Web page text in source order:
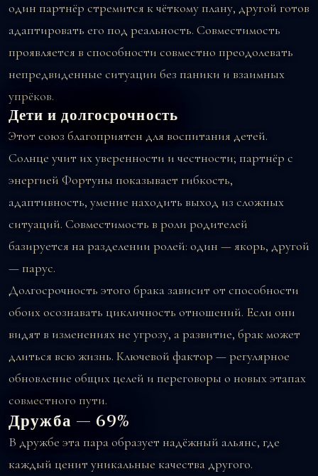
один партнёр стремится к чёткому плану, другой готов
адаптировать его под реальность. Совместимость
проявляется в способности совместно преодолевать
непредвиденные ситуации без паники и взаимных
упрёков.
Дети и долгосрочность
Этот союз благоприятен для воспитания детей.
Солнце учит их уверенности и честности; партнёр с
энергией Фортуны показывает гибкость,
адаптивность, умение находить выход из сложных
ситуаций. Совместимость в роли родителей
базируется на разделении ролей: один — якорь, другой
— парус.
Долгосрочность этого брака зависит от способности
обоих осознавать цикличность отношений. Если они
видят в изменениях не угрозу, а развитие, брак может
длиться всю жизнь. Ключевой фактор — регулярное
обновление общих целей и переговоры о новых этапах
совместного пути.
Дружба — 69%
В дружбе эта пара образует надёжный альянс, где
каждый ценит уникальные качества другого.